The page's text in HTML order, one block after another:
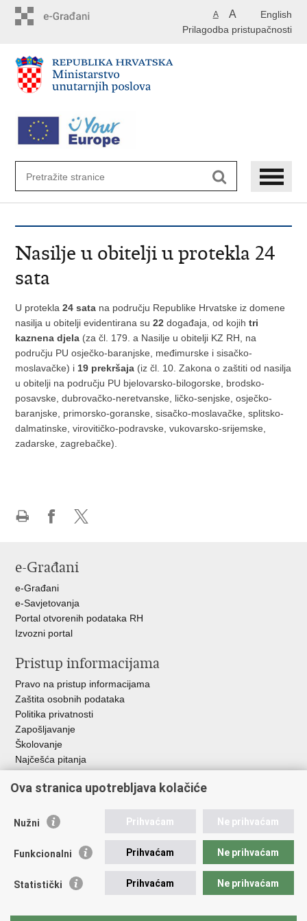
English
A A
Prilagodba pristupačnosti
Nasilje u obitelji u protekla 24
sata
U protekla24 sata na području Republike Hrvatske iz domene
nasilja u obitelji evidentirana su22 događaja, od kojihtri
kaznena djela (za čl. 179. a Nasilje u obitelji KZ RH, na
području PU osječko-baranjske, međimurske i sisačko-
moslavačke) i 19 prekršaja (iz čl. 10. Zakona o zaštiti od nasilja
u obitelji na području PU bjelovarsko-bilogorske, brodsko-
posavske, dubrovačko-neretvanske, ličko-senjske, osječko-
baranjske, primorsko-goranske, sisačko-moslavačke, splitsko-
dalmatinske, virovitičko-podravske, vukovarsko-srijemske,
zadarske, zagrebačke).
Facebooku
X-
e-Građani
e-Građani
e-Savjetovanja
Portal otvorenih podataka RH
Izvozni portal
Pristup informacijama
Pravo na pristup informacijama
Zaštita osobnih podataka
Politika privatnosti
Zapošljavanje
Školovanje
Najčešća pitanja
Važne poveznice
EMN Nacionalna kontaktna točka za Republiku Hrvatsku
Policijska akademija
Zaklada policijske solidarnosti
Udruge
Ova stranica upotrebljava kolačiće
Nužni Prihvaćam Ne prihvaćam
Funkcionalni Prihvaćam Ne prihvaćam
Statistički Prihvaćam Ne prihvaćam